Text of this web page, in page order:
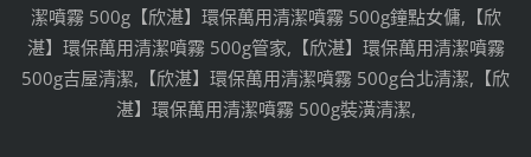
潔噴霧 500g【欣湛】環保萬用清潔噴霧 500g鐘點女傭,【欣
湛】環保萬用清潔噴霧 500g管家,【欣湛】環保萬用清潔噴霧
500g吉屋清潔,【欣湛】環保萬用清潔噴霧 500g台北清潔,【欣
湛】環保萬用清潔噴霧 500g裝潢清潔,